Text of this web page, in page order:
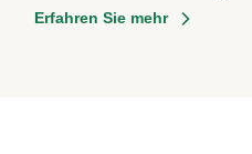
Erfahren Sie mehr